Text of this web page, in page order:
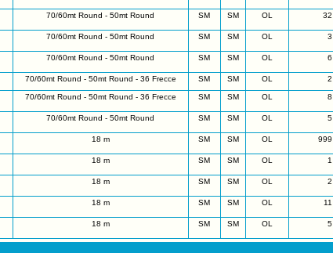
70/60mt Round - 50mt Round SM SM OL 32
70/60mt Round - 50mt Round SM SM OL 3
70/60mt Round - 50mt Round SM SM OL 6
70/60mt Round - 50mt Round - 36 Frecce SM SM OL 2
70/60mt Round - 50mt Round - 36 Frecce SM SM OL 8
70/60mt Round - 50mt Round SM SM OL 5
18 m SM SM OL 999
18 m SM SM OL 1
18 m SM SM OL 2
18 m SM SM OL 11
18 m SM SM OL 5